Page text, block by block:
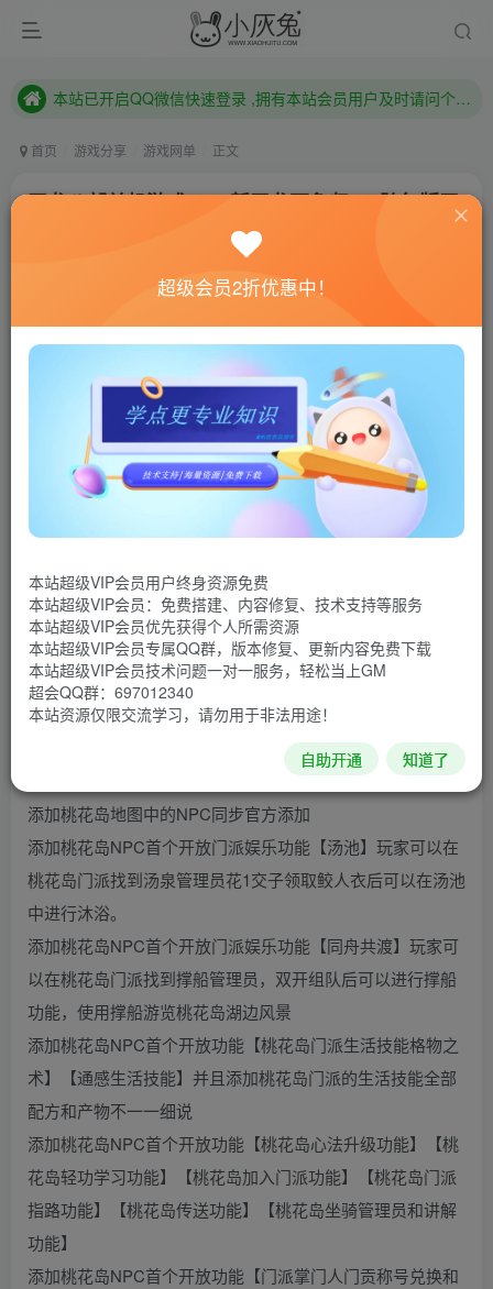
本站已开启QQ微信快速登录 ,拥有本站会员用户及时请问个人中心绑定！
本站已开启QQ微信快速登录 ,拥有本站会员用户及时请问个人中心绑定！
首页 游戏分享 游戏网单 正文
天龙八部单机游戏2020新天龙万象归一4跨年版天
1072 12
联网教程： 内附教程
单机教程： 内附教程
不懂的话联系客服！！！
支持系统：WINXP/WIN7/WIN8 win10/32/64位
文件大小：4G支持
网络：纯单机，下载安装好后不需要网就可以玩.
去除登录器激活码，离线断网可玩，4G内存流畅运行
配套程：配套视频安装教程
万象归一2020跨年版更新内容如下：
更新添加【新门派桃花岛】非市面的残缺空门派NPC
添加新地图桃花岛新地图
添加新地图【桃花岛新地图副本】，怪物和BOSS也同步官
添加桃花岛地图中的NPC同步官方添加
添加桃花岛NPC首个开放门派娱乐功能【汤池】玩家可以在
桃花岛门派找到汤泉管理员花1交子领取鲛人衣后可以在汤池
中进行沐浴。
添加桃花岛NPC首个开放门派娱乐功能【同舟共渡】玩家可
以在桃花岛门派找到撑船管理员，双开组队后可以进行撑船
功能，使用撑船游览桃花岛湖边风景
添加桃花岛NPC首个开放功能【桃花岛门派生活技能格物之
术】【通感生活技能】并且添加桃花岛门派的生活技能全部
配方和产物不一一细说
添加桃花岛NPC首个开放功能【桃花岛心法升级功能】【桃
花岛轻功学习功能】【桃花岛加入门派功能】【桃花岛门派
指路功能】【桃花岛传送功能】【桃花岛坐骑管理员和讲解
功能】
添加桃花岛NPC首个开放功能【门派掌门人门贡称号兑换和
超级会员2折优惠中！
本站超级VIP会员用户终身资源免费
本站超级VIP会员：免费搭建、内容修复、技术支持等服务
本站超级VIP会员优先获得个人所需资源
本站超级VIP会员专属QQ群，版本修复、更新内容免费下载
本站超级VIP会员技术问题一对一服务，轻松当上GM
超会QQ群：697012340
本站资源仅限交流学习，请勿用于非法用途！
自助开通 知道了